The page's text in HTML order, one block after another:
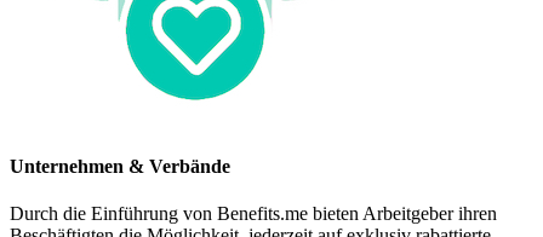
Unternehmen & Verbände
Durch die Einführung von Benefits.me bieten Arbeitgeber ihren